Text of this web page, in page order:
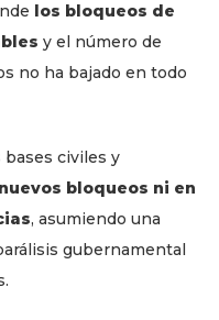
los bloqueos de
y el número de
no ha bajado en todo
civiles y
bloqueos ni en
, asumiendo una
gubernamental